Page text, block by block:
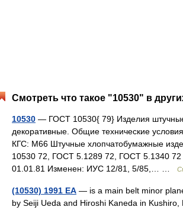
Смотреть что такое "10530" в
10530 — ГОСТ 10530{ 79} Изделия
декоративные. Общие технические
КГС: М66 Штучные хлопчатобумажные
10530 72, ГОСТ 5.1289 72, ГОСТ 5.1340 72
01.01.81 Изменен: ИУС 12/81, 5/85,… …
(10530) 1991 EA — is a main belt minor
by Seiji Ueda and Hiroshi Kaneda in Kushiro,